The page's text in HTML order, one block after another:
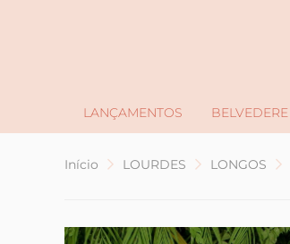
LANÇAMENTOS
BELVEDERE
Início LOURDES LONGOS